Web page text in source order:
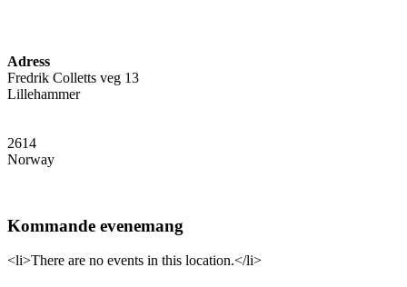
Adress
Fredrik Colletts veg 13
Lillehammer
2614
Norway
Kommande evenemang
<li>There are no events in this location.</li>